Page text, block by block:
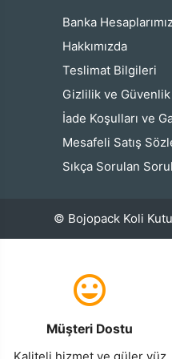
Banka
Hakkımızda
Teslimat Bilgileri
Gizlilik ve
İade Koşulları ve
Mesafeli Satış
Sıkça Sorulan
© Bojopack Koli
Müşteri Dostu